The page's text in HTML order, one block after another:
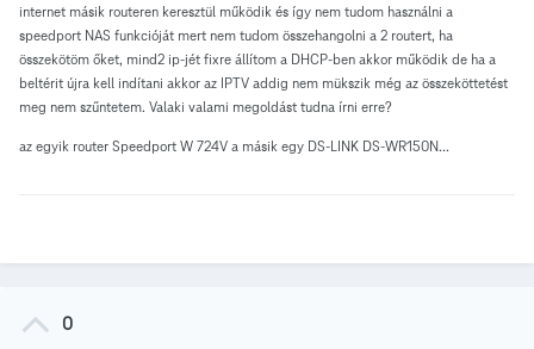
internet másik routeren keresztül működik és így nem tudom használni a
speedport NAS funkcióját mert nem tudom összehangolni a 2 routert, ha
összekötöm őket, mind2 ip-jét fixre állítom a DHCP-ben akkor működik de ha a
beltérit újra kell indítani akkor az IPTV addig nem mükszik még az összeköttetést
meg nem szűntetem. Valaki valami megoldást tudna írni erre?
az egyik router Speedport W 724V a másik egy DS-LINK DS-WR150N...
0